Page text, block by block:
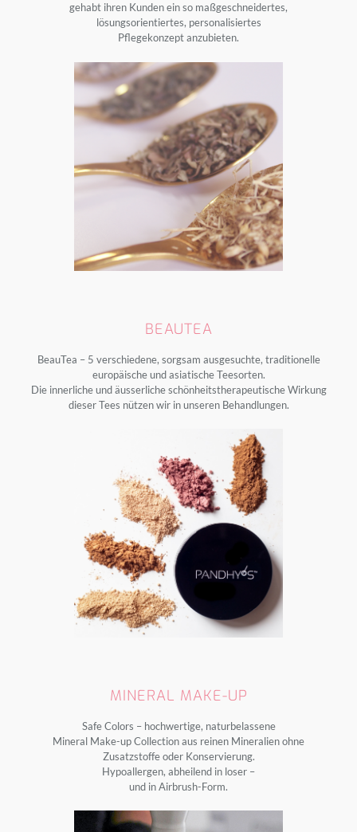
gehabt ihren Kunden ein so maßgeschneidertes,
lösungsorientiertes, personalisiertes
Pflegekonzept anzubieten.
BEAUTEA
BeauTea – 5 verschiedene, sorgsam ausgesuchte, traditionelle
europäische und asiatische Teesorten.
Die innerliche und äusserliche schönheitstherapeutische Wirkung
dieser Tees nützen wir in unseren Behandlungen.
MINERAL MAKE-UP
Safe Colors – hochwertige, naturbelassene
Mineral Make-up Collection aus reinen Mineralien ohne
Zusatzstoffe oder Konservierung.
Hypoallergen, abheilend in loser –
und in Airbrush-Form.